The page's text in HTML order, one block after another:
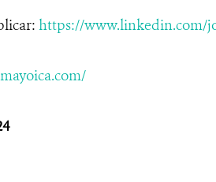
https://www.linkedin.com/